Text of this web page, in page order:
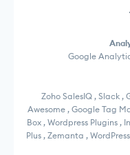
Google
Zoho SalesIQ , Slack ,
Awesome , Google Tag
Box , Wordpress Plugins ,
Plus , Zemanta ,